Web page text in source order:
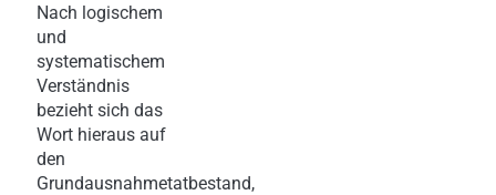
Nach logischem
und
systematischem
Verständnis
bezieht sich das
Wort hieraus auf
den
Grundausnahmetatbestand,